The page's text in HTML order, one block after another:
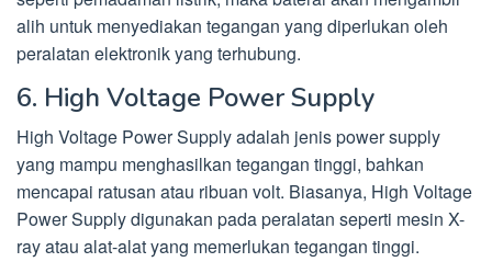
alih untuk menyediakan tegangan yang diperlukan oleh
peralatan elektronik yang terhubung.
6. High Voltage Power Supply
High Voltage Power Supply adalah jenis power supply
yang mampu menghasilkan tegangan tinggi, bahkan
mencapai ratusan atau ribuan volt. Biasanya, High Voltage
Power Supply digunakan pada peralatan seperti mesin X-
ray atau alat-alat yang memerlukan tegangan tinggi.